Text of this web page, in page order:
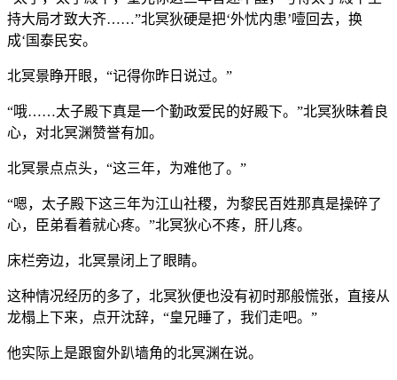
持大局才致大齐……”北冥狄硬是把‘外忧内患’噎回去，换
成‘国泰民安。
北冥景睁开眼，“记得你昨日说过。”
“哦……太子殿下真是一个勤政爱民的好殿下。”北冥狄昧着良
心，对北冥渊赞誉有加。
北冥景点点头，“这三年，为难他了。”
“嗯，太子殿下这三年为江山社稷，为黎民百姓那真是操碎了
心，臣弟看着就心疼。”北冥狄心不疼，肝儿疼。
床栏旁边，北冥景闭上了眼睛。
这种情况经历的多了，北冥狄便也没有初时那般慌张，直接从
龙榻上下来，点开沈辞，“皇兄睡了，我们走吧。”
他实际上是跟窗外趴墙角的北冥渊在说。